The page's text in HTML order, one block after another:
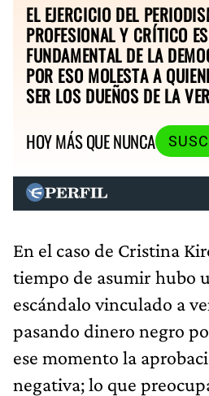
EL EJERCICIO DEL
PROFESIONAL Y CRÍTICO
FUNDAMENTAL DE LA
POR ESO MOLESTA A
SER LOS DUEÑOS DE LA
HOY MÁS QUE NUNCA
En el caso de Cristina
tiempo de asumir hubo
escándalo vinculado a
pasando dinero negro
ese momento la
negativa; lo que